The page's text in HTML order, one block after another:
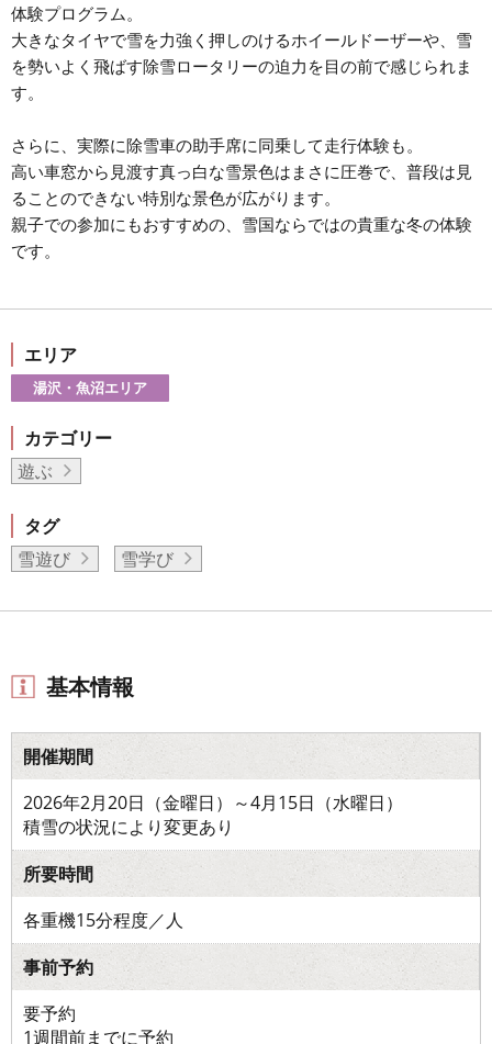
体験プログラム。
大きなタイヤで雪を力強く押しのけるホイールドーザーや、雪
を勢いよく飛ばす除雪ロータリーの迫力を目の前で感じられま
す。
さらに、実際に除雪車の助手席に同乗して走行体験も。
高い車窓から見渡す真っ白な雪景色はまさに圧巻で、普段は見
ることのできない特別な景色が広がります。
親子での参加にもおすすめの、雪国ならではの貴重な冬の体験
です。
エリア
湯沢・魚沼エリア
カテゴリー
遊ぶ
タグ
雪遊び
雪学び
基本情報
開催期間
2026年2月20日（金曜日）～4月15日（水曜日）
積雪の状況により変更あり
所要時間
各重機15分程度／人
事前予約
要予約
1週間前までに予約